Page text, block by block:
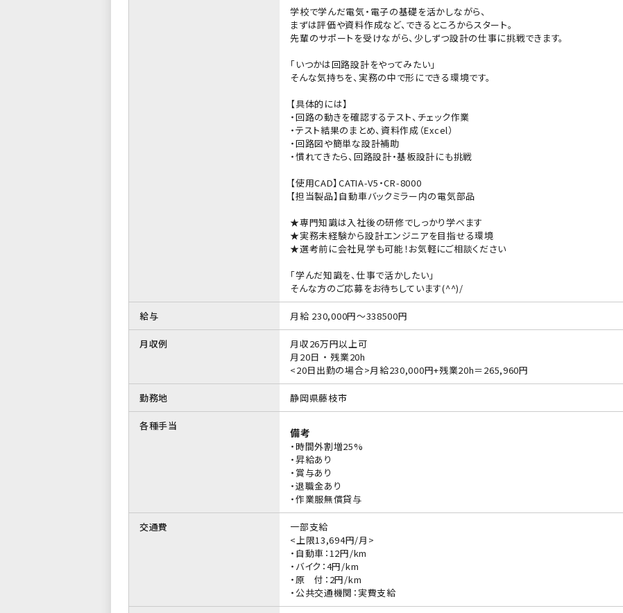
学校で学んだ電気・電子の基礎を活かしながら、
まずは評価や資料作成など、できるところからスタート。
先輩のサポートを受けながら、少しずつ設計の仕事に挑戦できます。
「いつかは回路設計をやってみたい」
そんな気持ちを、実務の中で形にできる環境です。
【具体的には】
・回路の動きを確認するテスト、チェック作業
・テスト結果のまとめ、資料作成（Excel）
・回路図や簡単な設計補助
・慣れてきたら、回路設計・基板設計にも挑戦
【使用CAD】CATIA-V5・CR-8000
【担当製品】自動車バックミラー内の電気部品
★専門知識は入社後の研修でしっかり学べます
★実務未経験から設計エンジニアを目指せる環境
★選考前に会社見学も可能！お気軽にご相談ください
「学んだ知識を、仕事で活かしたい」
そんな方のご応募をお待ちしています(^^)/
給与 月給 230,000円～338500円
月収例
月収26万円以上可
月20日 ・ 残業20h
<20日出勤の場合>月給230,000円+残業20h＝265,960円
勤務地 静岡県藤枝市
各種手当
備考
・時間外割増25%
・昇給あり
・賞与あり
・退職金あり
・作業服無償貸与
交通費
一部支給
<上限13,694円/月>
・自動車：12円/km
・バイク：4円/km
・原 付：2円/km
・公共交通機関：実費支給